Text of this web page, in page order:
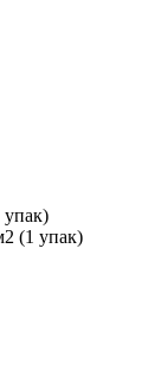
упак)
(1 упак)